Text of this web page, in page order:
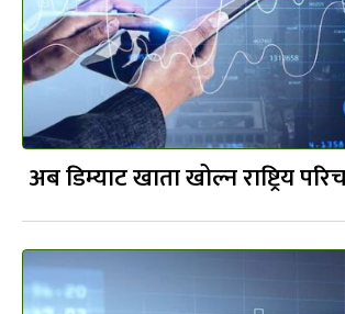
अब डिम्याट खाता खोल्न राष्ट्रिय